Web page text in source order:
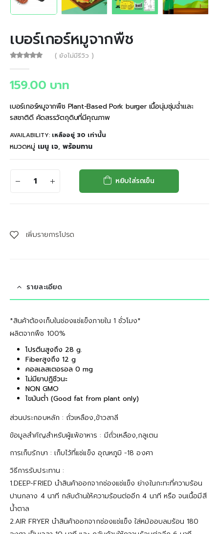
เบอร์เกอร์หมูจากพืช
( ยังไม่มีรีวิว )
159.00 บาท
เบอร์เกอร์หมูจากพืช Plant-Based Pork burger เนื้อนุ่มชุ่มฉ่ำและ
รสชาติดี คัดสรรวัตถุดิบที่มีคุณภาพ
AVAILABILITY: เหลืออยู่ 30 เท่านั้น
หมวดหมู่ เมนู เจ, พร้อมทาน
หยิบใส่รถเข็น
เพิ่มรายการโปรด
รายละเอียด
*สินค้าต้องเก็บในช่องแช่แข็งภายใน 1 ชั่วโมง*
ผลิตจากพืช 100%
โปรตีนสูงถึง 28 g.
Fiberสูงถึง 12 g
คอลเลสเตอรอล 0 mg
ไม่มียาปฏิชีวนะ
NON GMO
ไขมันต่ำ (Good fat from plant only)
ส่วนประกอบหลัก : ถั่วเหลือง,ข้าวสาลี
ข้อมูลสำคัญสำหรับผู้แพ้อาหาร : มีถั่วเหลือง,กลูเตน
การเก็บรักษา : เก็บไว้ที่แช่แข็ง อุณหภูมิ -18 องศา
วิธีการรับประทาน :
1.DEEP-FRIED นำสินค้าออกจากช่องแช่แข็ง ย่างในกะทะที่ความร้อน
ปานกลาง 4 นาที กลับด้านให้ความร้อนต่ออีก 4 นาที หรือ จนเนื้อมีสี
น้ำตาล
2.AIR FRYER นำสินค้าออกจากช่องแช่แข็ง ใส่หม้ออบลมร้อน 180